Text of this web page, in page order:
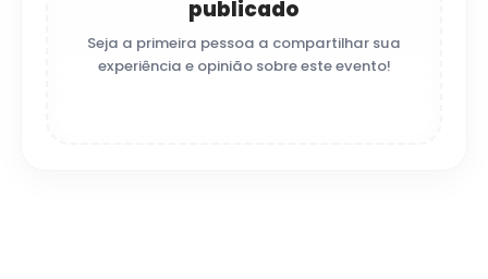
publicado
Seja a primeira pessoa a compartilhar sua
experiência e opinião sobre este evento!